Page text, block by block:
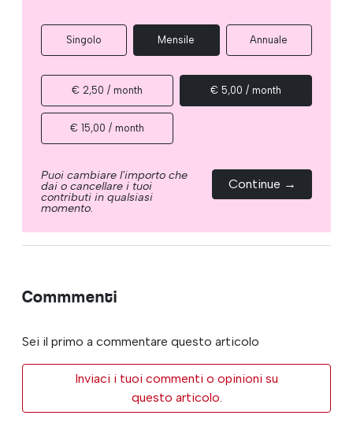
Singolo Mensile Annuale
€ 2,50 / month € 5,00 / month
€ 15,00 / month
Puoi cambiare l'importo che
dai o cancellare i tuoi
contributi in qualsiasi
momento.
Continue →
Commmenti
Sei il primo a commentare questo articolo
Inviaci i tuoi commenti o opinioni su
questo articolo.